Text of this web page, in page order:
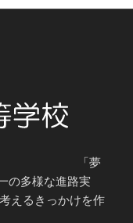
「夢
の多様な進路実
えるきっかけを作